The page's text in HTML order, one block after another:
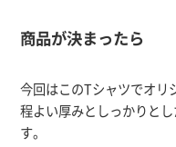
商品が決まったら
今回はこのTシャツでオリ
程よい厚みとしっかりと
す。